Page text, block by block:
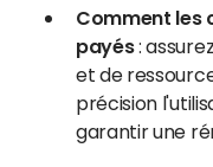
Comment les
payés:
et de
précision
garantir une